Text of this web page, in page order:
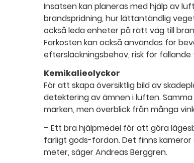
Insatsen kan planeras med hjälp av
brandspridning, hur lättantändlig
också leda enheter på rätt väg till
Farkosten kan också användas för
eftersläckningsbehov, risk för fallande
Kemikalieolyckor
För att skapa översiktlig bild av
detektering av ämnen i luften.
marken, men överblick från många
– Ett bra hjälpmedel för att göra
farligt gods-fordon. Det finns
meter, säger Andreas Berggren.